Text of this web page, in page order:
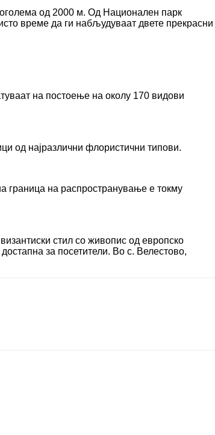
од 2000 м. Од Национален парк
време да ги набљудуваат двете прекрасни
на постоење на околу 170 видови
од најразлични флористични типови.
граница на распространување е токму
стил со живопис од европско
за посетители. Во с. Велестово,